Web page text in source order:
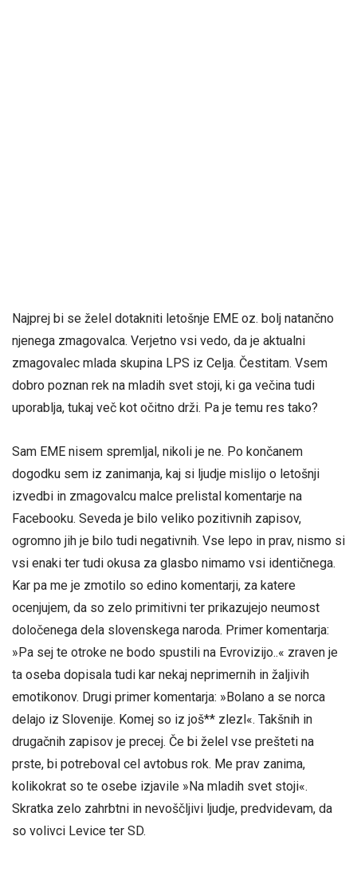
Najprej bi se želel dotakniti letošnje EME oz. bolj natančno
njenega zmagovalca. Verjetno vsi vedo, da je aktualni
zmagovalec mlada skupina LPS iz Celja. Čestitam. Vsem
dobro poznan rek na mladih svet stoji, ki ga večina tudi
uporablja, tukaj več kot očitno drži. Pa je temu res tako?
Sam EME nisem spremljal, nikoli je ne. Po končanem
dogodku sem iz zanimanja, kaj si ljudje mislijo o letošnji
izvedbi in zmagovalcu malce prelistal komentarje na
Facebooku. Seveda je bilo veliko pozitivnih zapisov,
ogromno jih je bilo tudi negativnih. Vse lepo in prav, nismo si
vsi enaki ter tudi okusa za glasbo nimamo vsi identičnega.
Kar pa me je zmotilo so edino komentarji, za katere
ocenjujem, da so zelo primitivni ter prikazujejo neumost
določenega dela slovenskega naroda. Primer komentarja:
»Pa sej te otroke ne bodo spustili na Evrovizijo..« zraven je
ta oseba dopisala tudi kar nekaj neprimernih in žaljivih
emotikonov. Drugi primer komentarja: »Bolano a se norca
delajo iz Slovenije. Komej so iz još** zlezl«. Takšnih in
drugačnih zapisov je precej. Če bi želel vse prešteti na
prste, bi potreboval cel avtobus rok. Me prav zanima,
kolikokrat so te osebe izjavile »Na mladih svet stoji«.
Skratka zelo zahrbtni in nevoščljivi ljudje, predvidevam, da
so volivci Levice ter SD.